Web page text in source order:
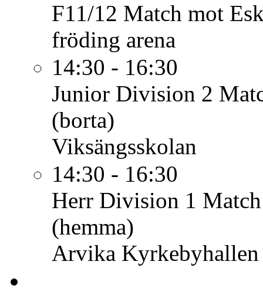
F11/12 Match mot
fröding arena
14:30 - 16:30
Junior Division 2
(borta)
Viksängsskolan
14:30 - 16:30
Herr Division 1
(hemma)
Arvika Kyrkebyhallen